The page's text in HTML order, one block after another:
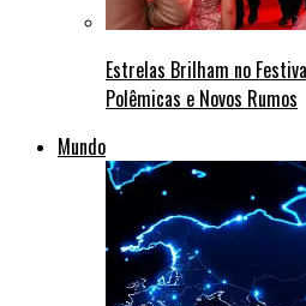
Estrelas Brilham no
Polêmicas e Novos Rumos
Mundo